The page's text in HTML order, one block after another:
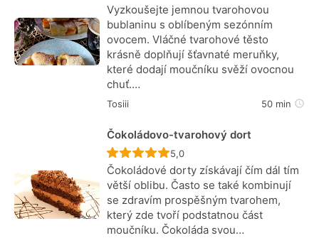
Vyzkoušejte jemnou tvarohovou
bublaninu s oblíbeným sezónním
ovocem. Vláčné tvarohové těsto
krásně doplňují šťavnaté meruňky,
které dodají moučníku svěží ovocnou
chuť.…
Tosiii 50 min
Čokoládovo-tvarohový dort
Recept ještě nebyl hodnocen
5,0
Čokoládové dorty získávají čím dál tím
větší oblibu. Často se také kombinují
se zdravím prospěšným tvarohem,
který zde tvoří podstatnou část
moučníku. Čokoláda svou…